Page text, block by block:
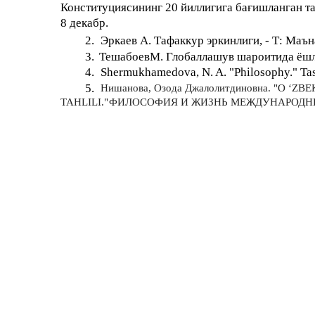
Конституциясининг 20 йиллигига бағишланган
8 декабр.
2. Эркаев А. Тафаккур эркинлиги, - Т:
3. ТешабоевМ. Глобаллашув шароитида
4. Shermukhamedova, N. A. "Philosophy."
5.
Нишанова, Озода Джалолитдиновна. "О
TAHLILI."ФИЛОСОФИЯ И ЖИЗНЬ